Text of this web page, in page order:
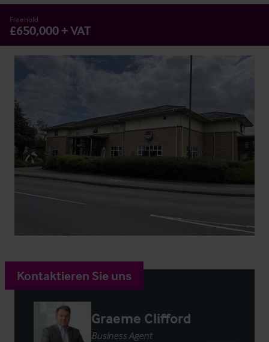
Freehold
£650,000 + VAT
Kontaktieren Sie uns
Graeme Clifford
Business Agent